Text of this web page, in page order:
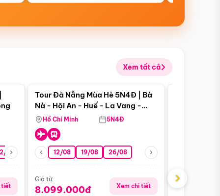
Xem tất cả
08 26/08 05/09 09/09 12/09
tiết
Điểm nổi bật
Tour Đà Nẵng Mùa Hè 5N4Đ | Bà
Nà - Hội An - Huế - La Vang -
Động Thiên Đường
Hồ Chí Minh 5N4Đ
12/08 19/08 26/08
Giá từ:
8.099.000đ Xem chi tiết
Giá từ:
›